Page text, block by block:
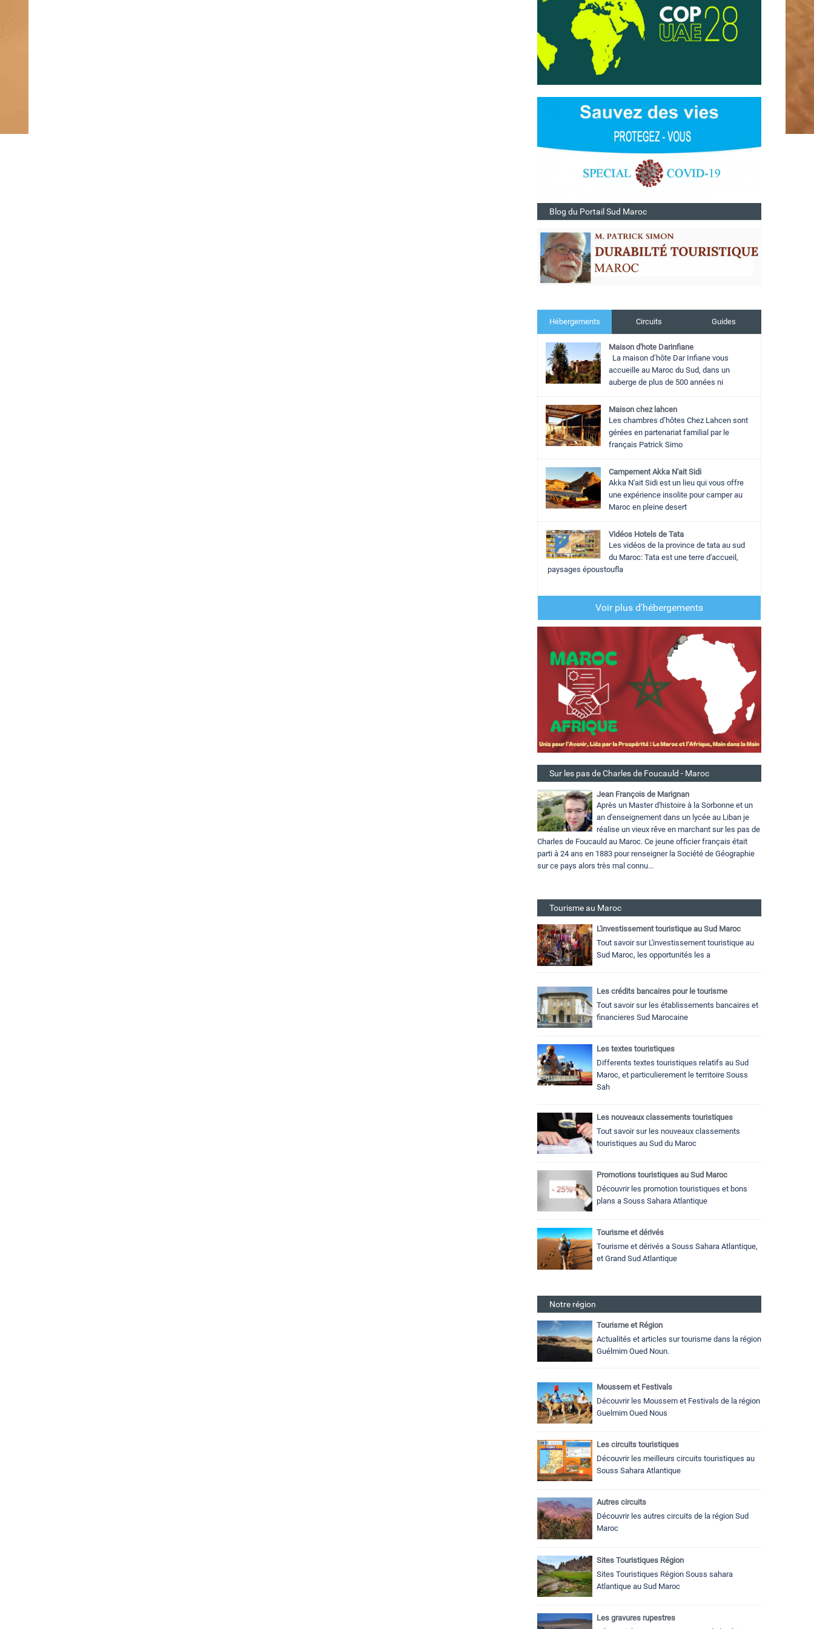
Blog du Portail Sud Maroc
Hébergements Circuits Guides
Maison d'hote Darinfiane
La maison d’hôte Dar Infiane vous
accueille au Maroc du Sud, dans un
auberge de plus de 500 années ni
Maison chez lahcen
Les chambres d’hôtes Chez Lahcen sont
gérées en partenariat familial par le
français Patrick Simo
Campement Akka N'ait Sidi
Akka N'ait Sidi est un lieu qui vous offre
une expérience insolite pour camper au
Maroc en pleine desert
Vidéos Hotels de Tata
Les vidéos de la province de tata au sud
du Maroc: Tata est une terre d'accueil,
paysages époustoufla
Voir plus d'hébergements
Sur les pas de Charles de Foucauld - Maroc
Jean François de Marignan
Après un Master d'histoire à la Sorbonne et un
an d'enseignement dans un lycée au Liban je
réalise un vieux rêve en marchant sur les pas de
Charles de Foucauld au Maroc. Ce jeune officier français était
parti à 24 ans en 1883 pour renseigner la Société de Géographie
sur ce pays alors très mal connu...
Tourisme au Maroc
L'investissement touristique au Sud Maroc
Tout savoir sur L'investissement touristique au
Sud Maroc, les opportunités les a
Les crédits bancaires pour le tourisme
Tout savoir sur les établissements bancaires et
financieres Sud Marocaine
Les textes touristiques
Differents textes touristiques relatifs au Sud
Maroc, et particulierement le territoire Souss
Sah
Les nouveaux classements touristiques
Tout savoir sur les nouveaux classements
touristiques au Sud du Maroc
Promotions touristiques au Sud Maroc
Découvrir les promotion touristiques et bons
plans a Souss Sahara Atlantique
Tourisme et dérivés
Tourisme et dérivés a Souss Sahara Atlantique,
et Grand Sud Atlantique
Notre région
Tourisme et Région
Actualités et articles sur tourisme dans la région
Guélmim Oued Noun.
Moussem et Festivals
Découvrir les Moussem et Festivals de la région
Guelmim Oued Nous
Les circuits touristiques
Découvrir les meilleurs circuits touristiques au
Souss Sahara Atlantique
Autres circuits
Découvrir les autres circuits de la région Sud
Maroc
Sites Touristiques Région
Sites Touristiques Région Souss sahara
Atlantique au Sud Maroc
Les gravures rupestres